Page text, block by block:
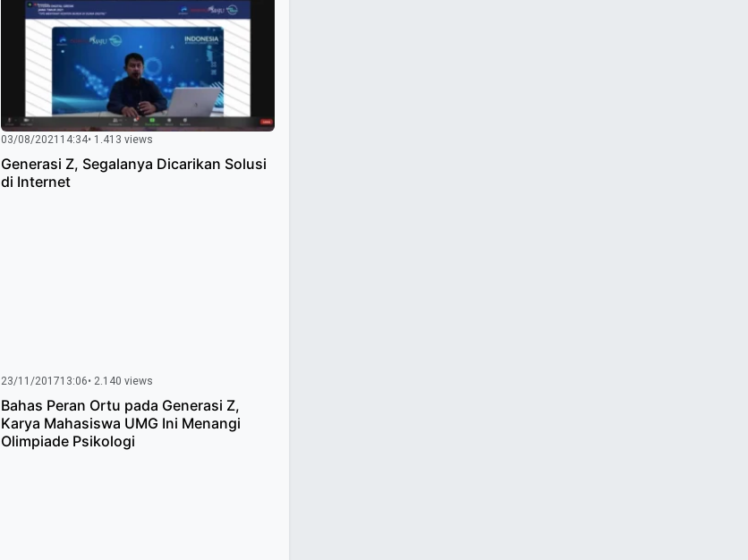
03/08/2021 14:34• 1.413 views
Generasi Z, Segalanya Dicarikan Solusi
di Internet
23/11/201713:06• 2.140 views
Bahas Peran Ortu pada Generasi Z,
Karya Mahasiswa UMG Ini Menangi
Olimpiade Psikologi